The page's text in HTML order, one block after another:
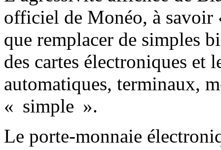
officiel de Monéo, à
que remplacer de simples
des cartes électroniques et
automatiques, terminaux,
« simple ».
Le porte-monnaie